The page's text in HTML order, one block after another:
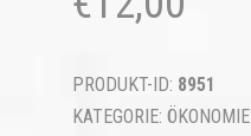
PRODUKT-ID: 8951
KATEGORIE: ÖKONOMIE